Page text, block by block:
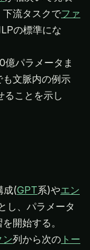
下流タスクでファ
の標準にな
億パラメータま
も文脈内の例示
ることを示し
成(GPT系)やエン
し、パラメータ
開始する。
ン列から次の トー